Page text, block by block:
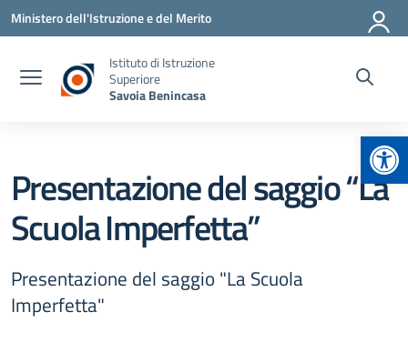
Vai ai contenuti
Vai al menu di navigazione
Vai al footer
Ministero dell'Istruzione e del Merito
Istituto di Istruzione
Superiore
Savoia Benincasa
Presentazione del saggio “La
Scuola Imperfetta”
Presentazione del saggio "La Scuola
Imperfetta"